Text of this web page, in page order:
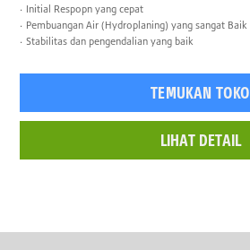
Initial Respopn yang cepat
Pembuangan Air (Hydroplaning) yang sangat Baik
Stabilitas dan pengendalian yang baik
TEMUKAN TOKO
LIHAT DETAIL